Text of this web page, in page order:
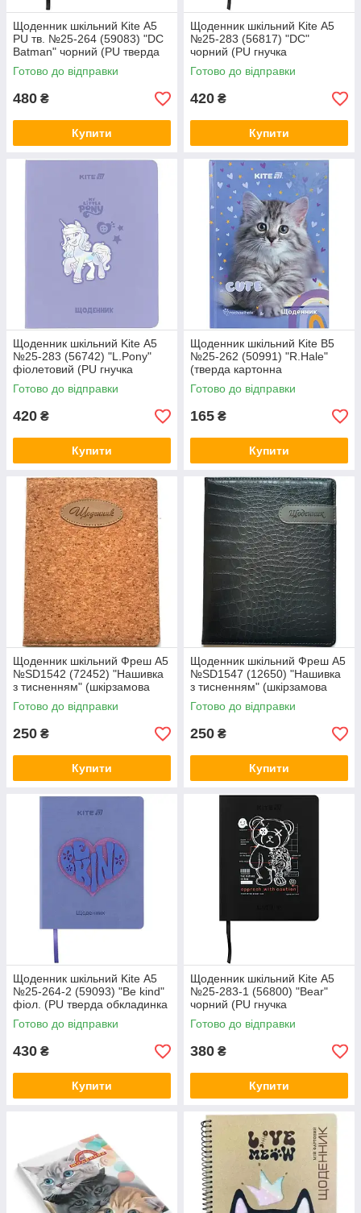
Щоденник шкільний Kite А5
PU тв. №25-264 (59083) "DC
Batman" чорний (PU тверда
обкладинка зі сліпим
Готово до відправки
480 ₴
Купити
Щоденник шкільний Kite А5
№25-283 (56817) "DC"
чорний (PU гнучка
обкладинка зі сліпим
тисненням)
Готово до відправки
420 ₴
Купити
Щоденник шкільний Kite А5
№25-283 (56742) "L.Pony"
фіолетовий (PU гнучка
обкладинка зі сліпим тиснен
Готово до відправки
420 ₴
Купити
Щоденник шкільний Kite В5
№25-262 (50991) "R.Hale"
(тверда картонна
обкладинка)
Готово до відправки
165 ₴
Купити
Щоденник шкільний Фреш А5
№SD1542 (72452) "Нашивка
з тисненням" (шкірзамова
обкладинка)
Готово до відправки
250 ₴
Купити
Щоденник шкільний Фреш А5
№SD1547 (12650) "Нашивка
з тисненням" (шкірзамова
обкладинка)
Готово до відправки
250 ₴
Купити
Щоденник шкільний Kite А5
№25-264-2 (59093) "Be kind"
фіол. (PU тверда обкладинка
зі сліпим тиснення
Готово до відправки
430 ₴
Купити
Щоденник шкільний Kite А5
№25-283-1 (56800) "Bear"
чорний (PU гнучка
обкладинка зі сліпим
тисненням)
Готово до відправки
380 ₴
Купити